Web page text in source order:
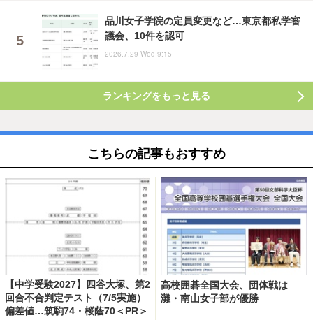
品川女子学院の定員変更など…東京都私学審
議会、10件を認可
2026.7.29 Wed 9:15
ランキングをもっと見る
こちらの記事もおすすめ
【中学受験2027】四谷大塚、第2
回合不合判定テスト（7/5実施）
偏差値…筑駒74・桜蔭70＜PR＞
高校囲碁全国大会、団体戦は
灘・南山女子部が優勝